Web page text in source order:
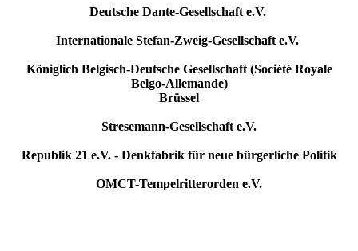
Deutsche Dante-Gesellschaft e.V.
Internationale Stefan-Zweig-Gesellschaft e.V.
Königlich Belgisch-Deutsche Gesellschaft (Société Royale
Belgo-Allemande)
Brüssel
Stresemann-Gesellschaft e.V.
Republik 21 e.V. - Denkfabrik für neue bürgerliche Politik
OMCT-Tempelritterorden e.V.